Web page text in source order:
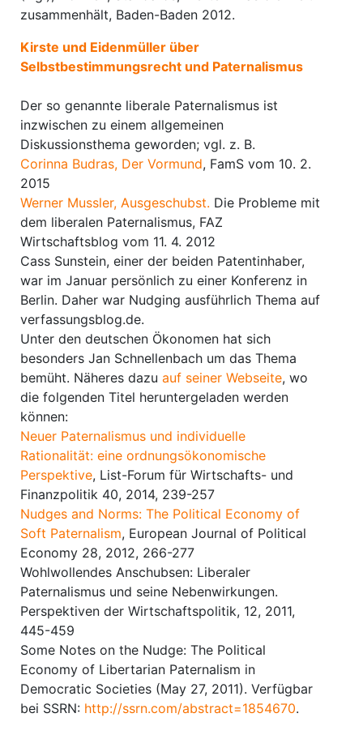
zusammenhält, Baden-Baden 2012.
Kirste und Eidenmüller über
Selbstbestimmungsrecht und Paternalismus
Der so genannte liberale Paternalismus ist
inzwischen zu einem allgemeinen
Diskussionsthema geworden; vgl. z. B.
Corinna Budras, Der Vormund, FamS vom 10. 2.
2015
Werner Mussler, Ausgeschubst. Die Probleme mit
dem liberalen Paternalismus, FAZ
Wirtschaftsblog vom 11. 4. 2012
Cass Sunstein, einer der beiden Patentinhaber,
war im Januar persönlich zu einer Konferenz in
Berlin. Daher war Nudging ausführlich Thema auf
verfassungsblog.de.
Unter den deutschen Ökonomen hat sich
besonders Jan Schnellenbach um das Thema
bemüht. Näheres dazu auf seiner Webseite, wo
die folgenden Titel heruntergeladen werden
können:
Neuer Paternalismus und individuelle
Rationalität: eine ordnungsökonomische
Perspektive, List-Forum für Wirtschafts- und
Finanzpolitik 40, 2014, 239-257
Nudges and Norms: The Political Economy of
Soft Paternalism, European Journal of Political
Economy 28, 2012, 266-277
Wohlwollendes Anschubsen: Liberaler
Paternalismus und seine Nebenwirkungen.
Perspektiven der Wirtschaftspolitik, 12, 2011,
445-459
Some Notes on the Nudge: The Political
Economy of Libertarian Paternalism in
Democratic Societies (May 27, 2011). Verfügbar
bei SSRN: http://ssrn.com/abstract=1854670.